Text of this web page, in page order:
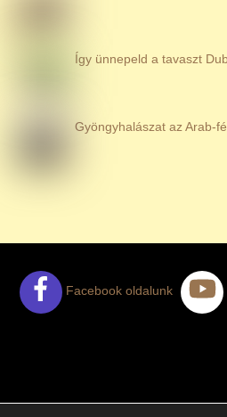
Így ünnepeld a tavaszt
Gyöngyhalászat az Arab-
Facebook oldalunk